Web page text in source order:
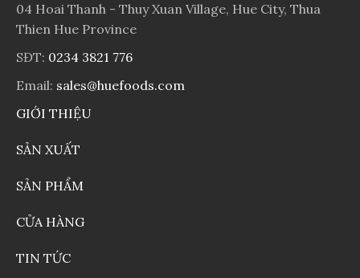
04 Hoai Thanh - Thuy Xuan Village, Hue City, Thua
Thien Hue Province
SĐT: 0234 3821 776
Email: sales@huefoods.com
GIỚI THIỆU
SẢN XUẤT
SẢN PHẨM
CỬA HÀNG
TIN TỨC